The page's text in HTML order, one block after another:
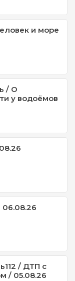
и море
/ О
у водоёмов
06.08.26
/ ДТП с
/ 05.08.26